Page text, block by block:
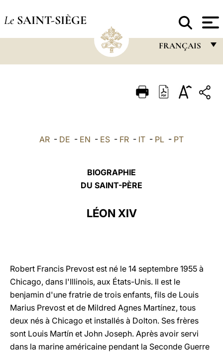
Le SAINT-SIÈGE
FRANÇAIS
FRANÇAIS
ENGLISH
ESPAÑOL
AR - DE - EN - ES - FR - IT - PL - PT
BIOGRAPHIE
DU SAINT-PÈRE
LÉON XIV
Robert Francis Prevost est né le 14 septembre 1955 à
Chicago, dans l'Illinois, aux États-Unis. Il est le
benjamin d'une fratrie de trois enfants, fils de Louis
Marius Prevost et de Mildred Agnes Martínez, tous
deux nés à Chicago et installés à Dolton. Ses frères
sont Louis Martín et John Joseph. Après avoir servi
dans la marine américaine pendant la Seconde Guerre